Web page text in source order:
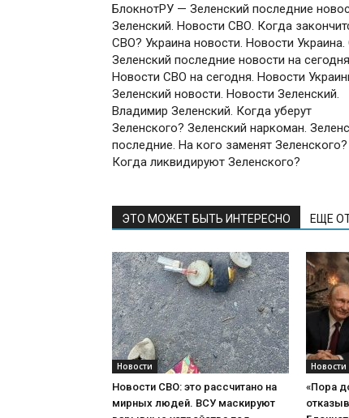
БлокнотРУ — Зеленский последние
Зеленский. Новости СВО. Когда
СВО? Украина новости. Новости
Зеленский последние новости на
Новости СВО на сегодня. Новости
Зеленский новости. Новости Зеленский.
Владимир Зеленский. Когда уберут
Зеленского? Зеленский наркоман.
последние. На кого заменят Зеленского?
Когда ликвидируют Зеленского?
ЭТО МОЖЕТ БЫТЬ ИНТЕРЕСНО ЕЩЕ
Новости
Новости СВО: это рассчитано на
мирных людей. ВСУ маскируют
Новости
«Пора